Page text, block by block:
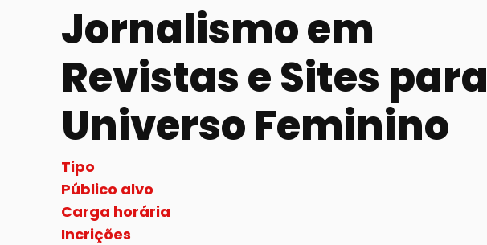
Jornalismo em
Revistas e Sites para
Universo Feminino
Tipo
Público alvo
Carga horária
Incrições